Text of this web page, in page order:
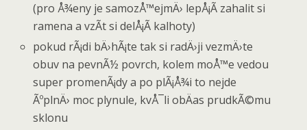
(pro Å¾eny je samozÅ™ejmÄ› lepÅ¡Ã­ zahalit si
ramena a vzÃ­t si delÅ¡Ã­ kalhoty)
pokud rÃ¡di bÄ›hÃ¡te tak si radÄ›ji vezmÄ›te
obuv na pevnÃ½ povrch, kolem moÅ™e vedou
super promenÃ¡dy a po plÃ¡Å¾i to nejde
ÃºplnÄ› moc plynule, kvÅ¯li obÄas prudkÃ©mu
sklonu